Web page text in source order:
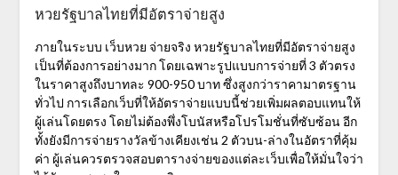
หวยรัฐบาลไทยที่มีอัตราจ่ายสูง
ภายในระบบ เว็บหวย จ่ายจริง หวยรัฐบาลไทยที่มีอัตราจ่ายสูง
เป็นที่ต้องการอย่างมาก โดยเฉพาะรูปแบบการจ่ายที่ 3 ตัวตรง
ในราคาสูงถึงบาทละ 900-950 บาท ซึ่งสูงกว่าราคามาตรฐาน
ทั่วไป การเลือกเว็บที่ให้อัตราจ่ายแบบนี้ช่วยเพิ่มผลตอบแทนให้
ผู้เล่นโดยตรง โดยไม่ต้องพึ่งโบนัสหรือโปรโมชั่นที่ซับซ้อน อีก
ทั้งยังมีการจ่ายรางวัลข้างเคียงเช่น 2 ตัวบน-ล่างในอัตราที่คุ้ม
ค่า ผู้เล่นควรตรวจสอบตารางจ่ายของแต่ละเว็บเพื่อให้มั่นใจว่า